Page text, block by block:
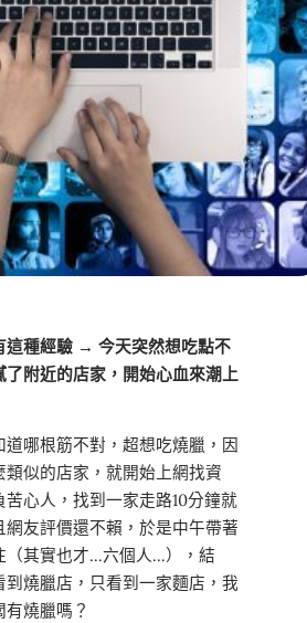
這種經驗 → 今天突然想吃點不
附近的店家，開始心血來潮上
哪根筋不對，超想吃燒臘，因
似的店家，就開始上網找資
心人，找到一家走路10分鐘就
友評價還不賴，於是中午帶著
（其實也才…六個人…），結
到燒臘店，只看到一家麵店，我
燒臘嗎？